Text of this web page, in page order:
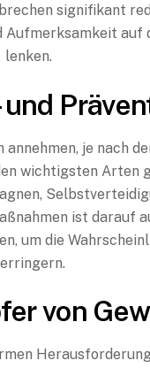
signifikant
auf
lenken.
je nach
wichtigsten Arten
ist darauf
um die
von